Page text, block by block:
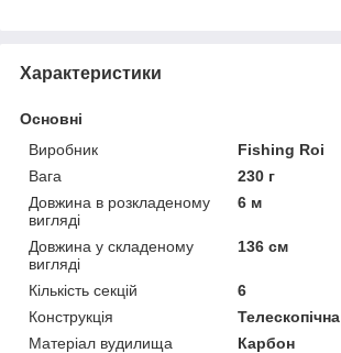
Характеристики
Основні
Виробник
Fishing Roi
Вага
230 г
Довжина в розкладеному
вигляді
6 м
Довжина у складеному
вигляді
136 см
Кількість секцій
6
Конструкція
Телескопічна
Матеріал вудилища
Карбон